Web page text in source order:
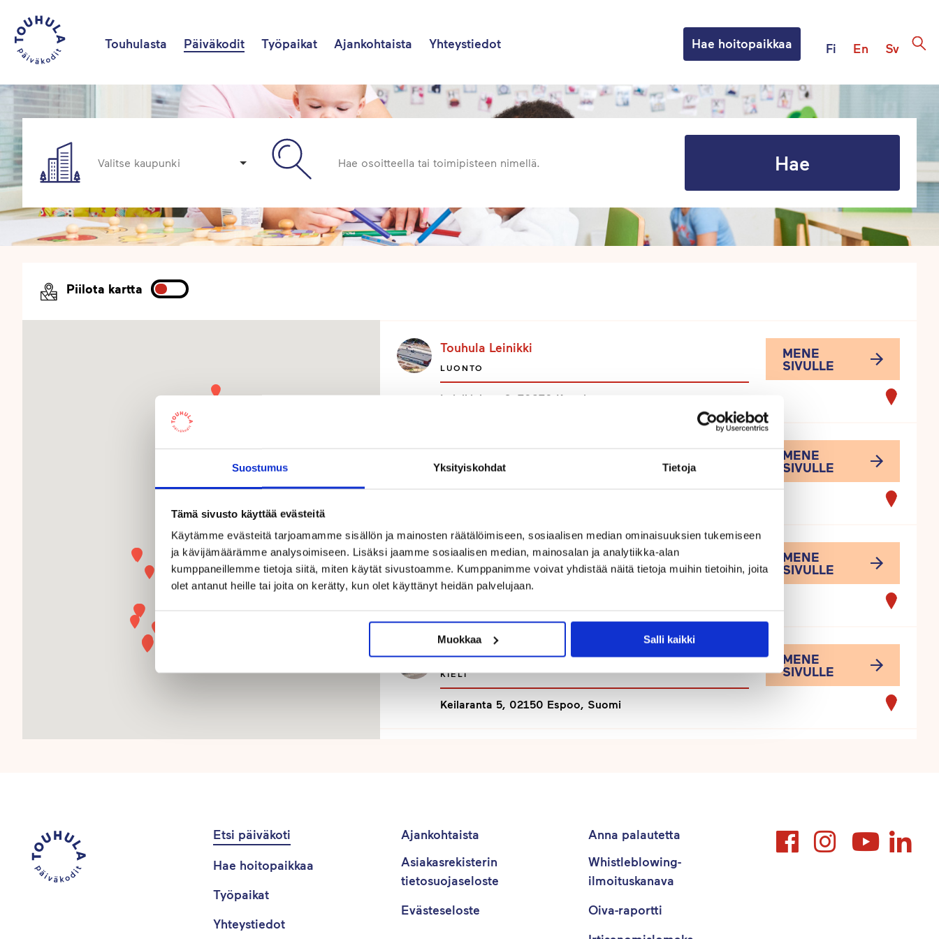
Suostumus Yksityiskohdat Tietoja
Tämä sivusto käyttää evästeitä
Käytämme evästeitä tarjoamamme sisällön ja mainosten räätälöimiseen, sosiaalisen median ominaisuuksien tukemiseen
ja kävijämäärämme analysoimiseen. Lisäksi jaamme sosiaalisen median, mainosalan ja analytiikka-alan
kumppaneillemme tietoja siitä, miten käytät sivustoamme. Kumppanimme voivat yhdistää näitä tietoja muihin tietoihin, joita
olet antanut heille tai joita on kerätty, kun olet käyttänyt heidän palvelujaan.
Muokkaa Salli kaikki
Touhulasta Päiväkodit Työpaikat Ajankohtaista Yhteystiedot Hae hoitopaikkaa Fi En Sv
Valitse kaupunki Hae
Piilota kartta
Touhula Leinikki
LUONTO
Leinikinkatu 2, 70870 Kuopio
MENE
SIVULLE
Touhula Lennokki
TAIDE
MENE
SIVULLE
Touhula Karisto
LIIKUNTA
MENE
SIVULLE
Touhula Seaside International
KIELI
Keilaranta 5, 02150 Espoo, Suomi
MENE
SIVULLE
Touhula Palolampi
LIIKUNTA
Palolammentie 6, 02780 Espoo
Etsi päiväkoti
Hae hoitopaikkaa
Työpaikat
Yhteystiedot
Ajankohtaista
Asiakasrekisterin
tietosuojaseloste
Evästeseloste
Anna palautetta
Whistleblowing-
ilmoituskanava
Oiva-raportti